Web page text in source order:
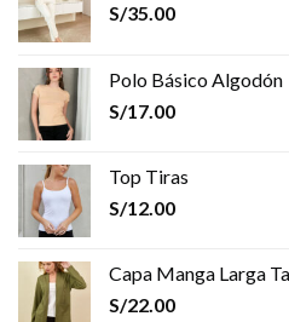
S/35.00
Polo Básico Algodón
S/17.00
Top Tiras
S/12.00
Capa Manga Larga
S/22.00